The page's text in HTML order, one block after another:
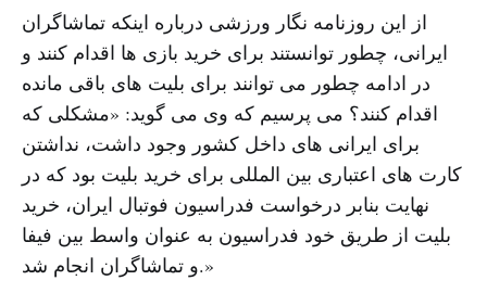
از این روزنامه نگار ورزشی درباره اینکه تماشاگران
ایرانی، چطور توانستند برای خرید بازی ها اقدام کنند و
در ادامه چطور می توانند برای بلیت های باقی مانده
اقدام کنند؟ می پرسیم که وی می گوید: «مشکلی که
برای ایرانی های داخل کشور وجود داشت، نداشتن
کارت های اعتباری بین المللی برای خرید بلیت بود که در
نهایت بنابر درخواست فدراسیون فوتبال ایران، خرید
بلیت از طریق خود فدراسیون به عنوان واسط بین فیفا
و تماشاگران انجام شد.»